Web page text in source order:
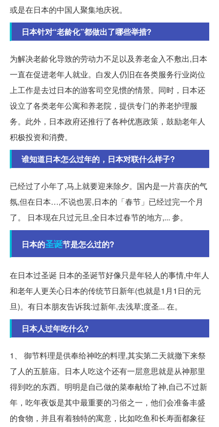
或是在日本的中国人聚集地庆祝。
日本针对“老龄化”都做出了哪些举措?
为解决老龄化导致的劳动力不足以及养老金入不敷出,日本
一直在促进老年人就业。白发人仍旧在各类服务行业岗位
上工作是去过日本的游客司空见惯的情景。同时，日本还
设立了各类老年公寓和养老院，提供专门的养老护理服
务。此外，日本政府还推行了各种优惠政策，鼓励老年人
积极投资和消费。
谁知道日本怎么过年的，日本对联什么样子?
已经过了小年了,马上就要迎来除夕。国内是一片喜庆的气
氛,但在日本…,不说也罢,日本的「春节」已经过完一个月
了。 日本现在只过元旦,全日本过春节的地方,... 参。
日本的圣诞节是怎么过的?
在日本过圣诞 日本的圣诞节好像只是年轻人的事情,中年人
和老年人更关心日本的传统节日新年(也就是1月1日的元
旦)。有日本朋友告诉我:过新年,去浅草;度圣... 在。
日本人过年吃什么?
1、 御节料理是供奉给神吃的料理,其实第二天就撤下来祭
了人的五脏庙。日本人吃这个还有一层意思就是从神那里
得到吃的东西。明明是自己做的菜奉献给了神,自己不过新
年，吃年夜饭是其中最重要的习俗之一，他们会准备丰盛
的食物，并且有着独特的寓意，比如吃鱼和长寿面都象征